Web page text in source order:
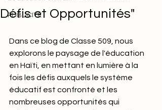
PUBLICITÉ
Défis et Opportunités"
Dans ce blog de Classe 509, nous
explorons le paysage de l'éducation
en Haïti, en mettant en lumière à la
fois les défis auxquels le système
éducatif est confronté et les
nombreuses opportunités qui